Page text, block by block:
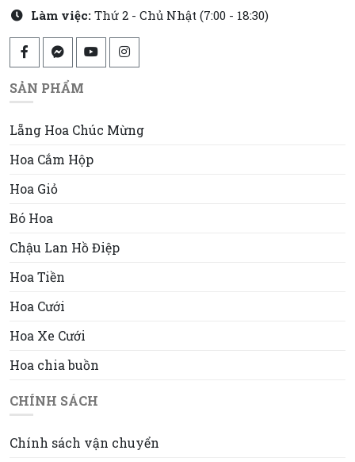
Làm việc: Thứ 2 - Chủ Nhật (7:00 - 18:30)
SẢN PHẨM
Lẵng Hoa Chúc Mừng
Hoa Cắm Hộp
Hoa Giỏ
Bó Hoa
Chậu Lan Hồ Điệp
Hoa Tiền
Hoa Cưới
Hoa Xe Cưới
Hoa chia buồn
CHÍNH SÁCH
Chính sách vận chuyển